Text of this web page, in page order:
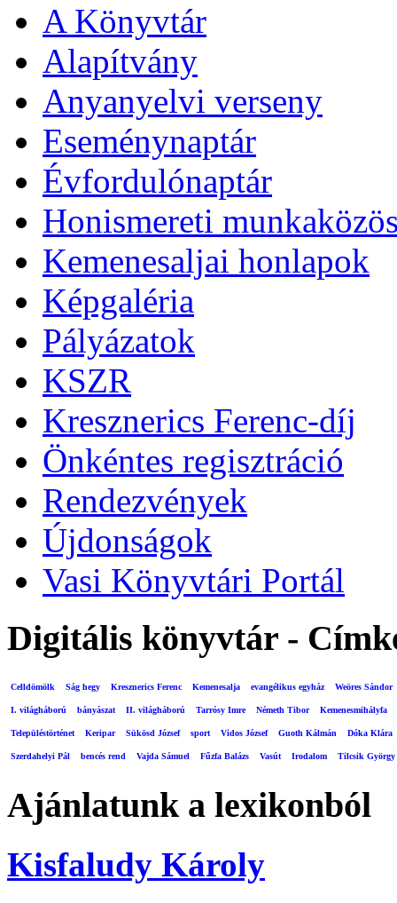
A Könyvtár
Alapítvány
Anyanyelvi verseny
Eseménynaptár
Évfordulónaptár
Honismereti
Kemenesaljai honlapok
Képgaléria
Pályázatok
KSZR
Kresznerics Ferenc-díj
Önkéntes regisztráció
Rendezvények
Újdonságok
Vasi Könyvtári Portál
Digitális könyvtár -
Celldömölk Ság hegy Kresznerics Ferenc Kemenesalja evangélikus egyház Weöres Sándor
I. világháború bányászat II. világháború Tarrósy Imre Németh Tibor Kemenesmihályfa
Településtörténet Keripar Sükösd József sport Vidos József Guoth Kálmán Dóka Klára
Szerdahelyi Pál bencés rend Vajda Sámuel Fűzfa Balázs Vasút Irodalom Tilcsik György
Ajánlatunk a lexikonból
Kisfaludy Károly